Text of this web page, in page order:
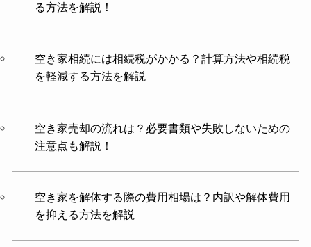
る方法を解説！
空き家相続には相続税がかかる？計算方法や相続税
を軽減する方法を解説
空き家売却の流れは？必要書類や失敗しないための
注意点も解説！
空き家を解体する際の費用相場は？内訳や解体費用
を抑える方法を解説